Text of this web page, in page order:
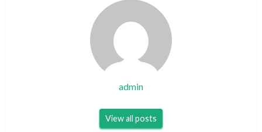
admin
View all posts